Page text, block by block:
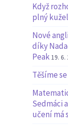
Když
plný
Nové
díky
Peak 19. 6.
Těšíme
Sedmáci
učení má